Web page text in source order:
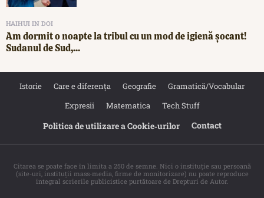
HAIHUI IN DOI
Am dormit o noapte la tribul cu un mod de igienă șocant!
Sudanul de Sud,...
Istorie Care e diferența Geografie
Gramatică/Vocabular
Expresii
Matematica Tech Stuff
Politica de utilizare a Cookie‐urilor Contact
Citarea se poate face în limita a 250 de semne. Nici o instituţie sau persoană
(site-uri, instituţii mass-media, firme de monitorizare) nu poate reproduce
integral scrierile publicistice purtătoare de Drepturi de Autor.